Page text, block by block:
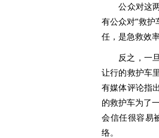
公众对这两
有公众对“救
任，是急救效
反之，一旦
让行的救护车
有媒体评论指
的救护车为了
会信任很容易
络。